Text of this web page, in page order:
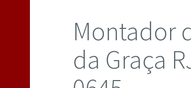
Montador
da Graça